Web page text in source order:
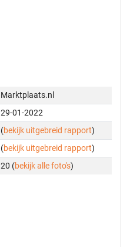
Marktplaats.nl
29-01-2022
(bekijk uitgebreid rapport)
(bekijk uitgebreid rapport)
20 (bekijk alle foto's)